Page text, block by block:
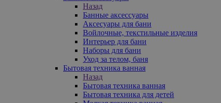
Назад
Банные аксессуары
Аксесуары для бани
Войлочные, текстильные изделия
Интерьер для бани
Наборы для бани
Уход за телом, баня
Бытовая техника ванная
Назад
Бытовая техника ванная
Бытовая техника для детей